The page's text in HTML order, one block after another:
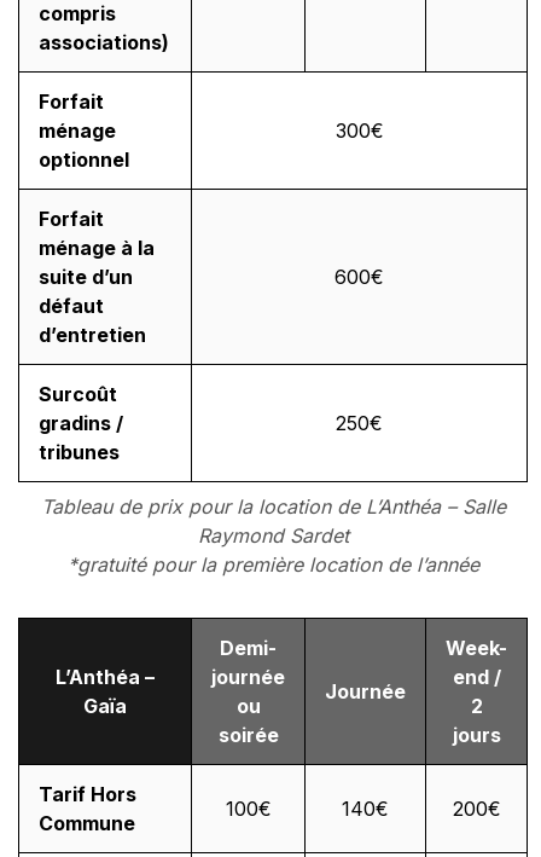
Tableau de prix pour la location de L’Anthéa – Salle
Raymond Sardet
*gratuité pour la première location de l’année
compris
associations)
Forfait
ménage
optionnel
300€
Forfait
ménage à la
suite d’un
défaut
d’entretien
600€
Surcoût
gradins /
tribunes
250€
L’Anthéa –
Gaïa
Demi-
journée
ou
soirée
Journée
Week-
end /
2
jours
Tarif Hors
Commune
100€ 140€ 200€